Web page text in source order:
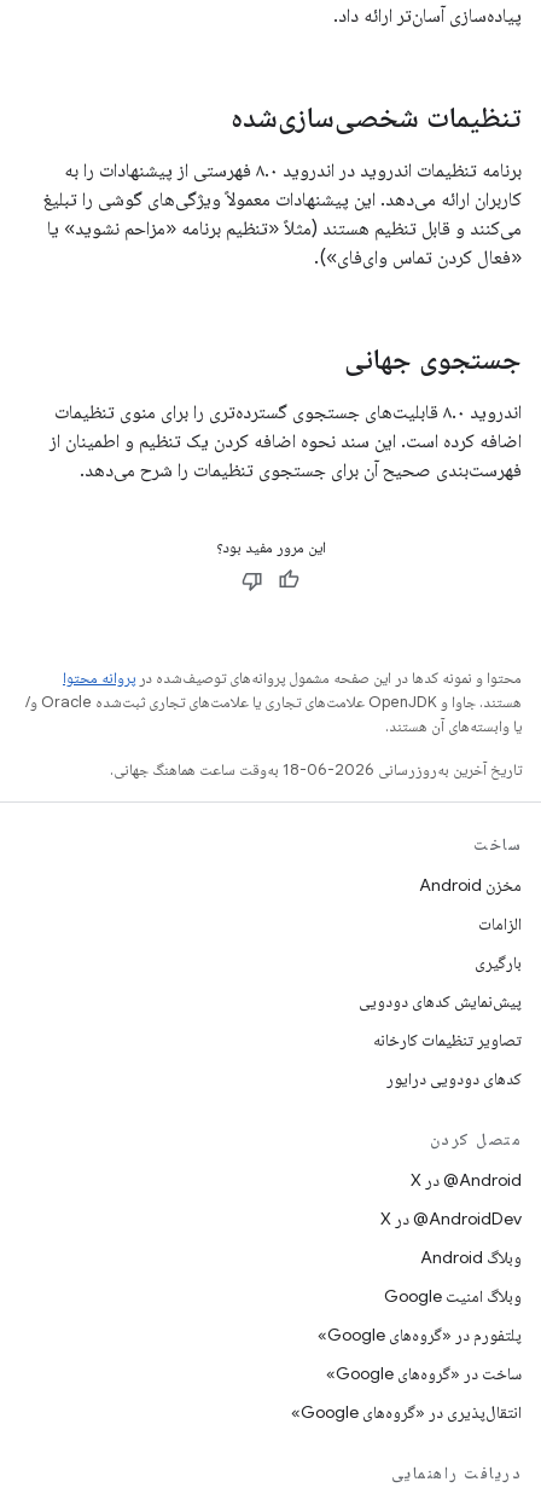
پیاده‌سازی آسان‌تر ارائه داد.
تنظیمات شخصی‌سازی‌شده
برنامه تنظیمات اندروید در اندروید ۸.۰ فهرستی از پیشنهادات را به
کاربران ارائه می‌دهد. این پیشنهادات معمولاً ویژگی‌های گوشی را تبلیغ
می‌کنند و قابل تنظیم هستند (مثلاً «تنظیم برنامه «مزاحم نشوید» یا
«فعال کردن تماس وای‌فای»).
جستجوی جهانی
اندروید ۸.۰ قابلیت‌های جستجوی گسترده‌تری را برای منوی تنظیمات
اضافه کرده است. این سند نحوه اضافه کردن یک تنظیم و اطمینان از
فهرست‌بندی صحیح آن برای جستجوی تنظیمات را شرح می‌دهد.
این مرور مفید بود؟
محتوا و نمونه کدها در این صفحه مشمول پروانه‌های توصیف‌شده در پروانه محتوا
هستند. جاوا و OpenJDK علامت‌های تجاری یا علامت‌های تجاری ثبت‌شده Oracle و/
یا وابسته‌های آن هستند.
تاریخ آخرین به‌روزرسانی 2026-06-18 به‌وقت ساعت هماهنگ جهانی.
ساخت
مخزن Android
الزامات
بارگیری
پیش‌نمایش کدهای دودویی
تصاویر تنظیمات کارخانه
کدهای دودویی درایور
متصل کردن
‫‎@Android در X
‫‎@AndroidDev در X
وبلاگ Android
وبلاگ امنیت Google
پلتفورم در «گروه‌های Google»
ساخت در «گروه‌های Google»
انتقال‌پذیری در «گروه‌های Google»
دریافت راهنمایی